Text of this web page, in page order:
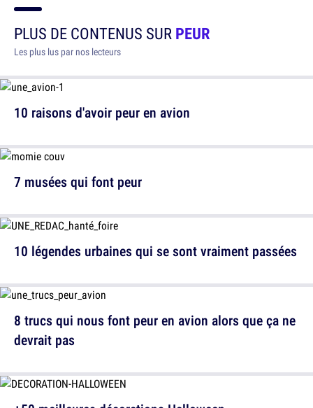
PLUS DE CONTENUS SURPEUR
Les plus lus par nos lecteurs
10 raisons d'avoir peur en avion
10 légendes urbaines qui se sont vraiment passées
7 musées qui font peur
8 trucs qui nous font peur en avion alors que ça ne
devrait pas